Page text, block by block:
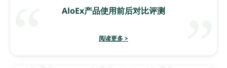
AloEx产品使用前后对比评测
阅读更多 >